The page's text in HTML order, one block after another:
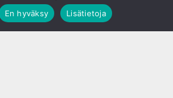
En hyväksy Lisätietoja